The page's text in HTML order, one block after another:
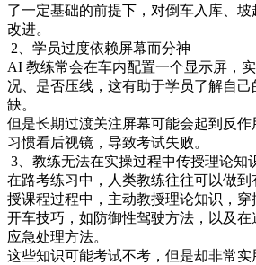
了一定基础的前提下，对倒车入库、
改进。
2、学员过度依赖屏幕而分神
AI 教练常会在车内配置一个显示屏，
况、是否压线，这有助于学员了解自
缺。
但是长期过渡关注屏幕可能会起到反
习惯看后视镜，导致考试失败。
3、教练无法在实操过程中传授理论知
在路考练习中，人类教练往往可以做
授课程过程中，主动教授理论知识，穿
开车技巧，如防御性驾驶方法，以及
应急处理方法。
这些知识可能考试不考，但是却非常